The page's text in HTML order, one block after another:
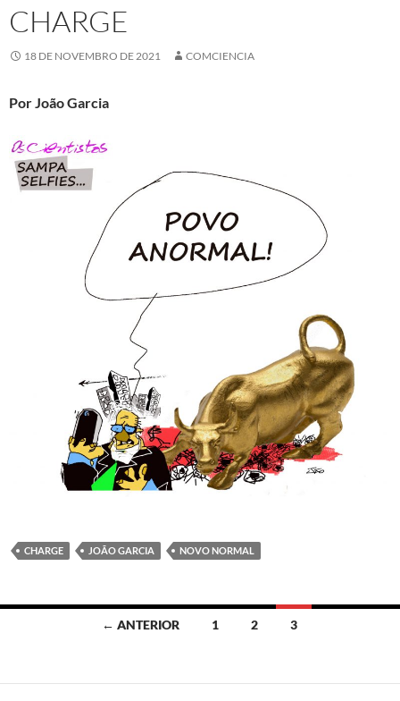
CHARGE
18 DE NOVEMBRO DE 2021 COMCIENCIA
Por João Garcia
CHARGE JOÃO GARCIA NOVO NORMAL
Navegação
posts
← ANTERIOR 1 2 3